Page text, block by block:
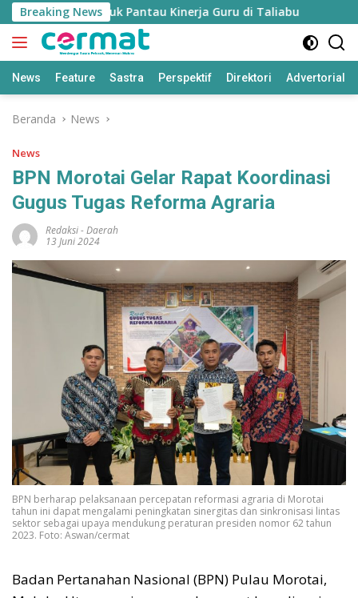
Langsung
ke
konten
Breaking Newsuntuk Pantau Kinerja Guru di Taliabu
News Feature Sastra Perspektif Direktori Advertorial
Beranda News
News
BPN Morotai Gelar Rapat Koordinasi
Gugus Tugas Reforma Agraria
Redaksi-Daerah
13 Juni 2024
BPN berharap pelaksanaan percepatan reformasi agraria di Morotai
tahun ini dapat mengalami peningkatan sinergitas dan sinkronisasi lintas
sektor sebagai upaya mendukung peraturan presiden nomor 62 tahun
2023. Foto: Aswan/cermat
Badan Pertanahan Nasional (BPN) Pulau Morotai,